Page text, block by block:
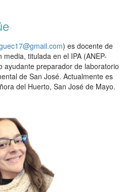
) es docente de
titulada en el IPA (ANEP-
ayudante preparador de laboratorio
de San José. Actualmente es
del Huerto, San José de Mayo.